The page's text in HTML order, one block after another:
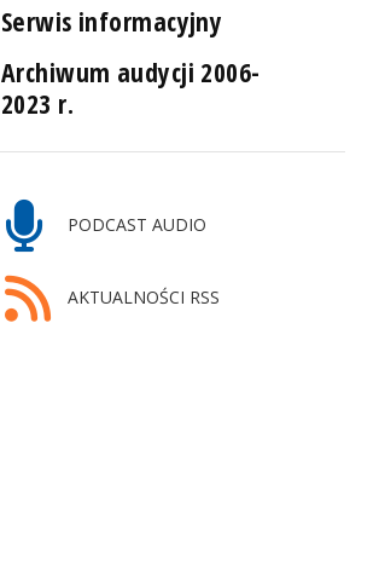
Serwis informacyjny
Archiwum audycji 2006-
2023 r.
PODCAST AUDIO
AKTUALNOŚCI RSS